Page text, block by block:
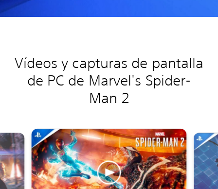
Vídeos y capturas de pantalla
de PC de Marvel's Spider-
Man 2